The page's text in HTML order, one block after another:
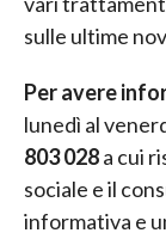
sulle ultime
Per avere
lunedì al
803 028a cui
sociale e il
informativa e